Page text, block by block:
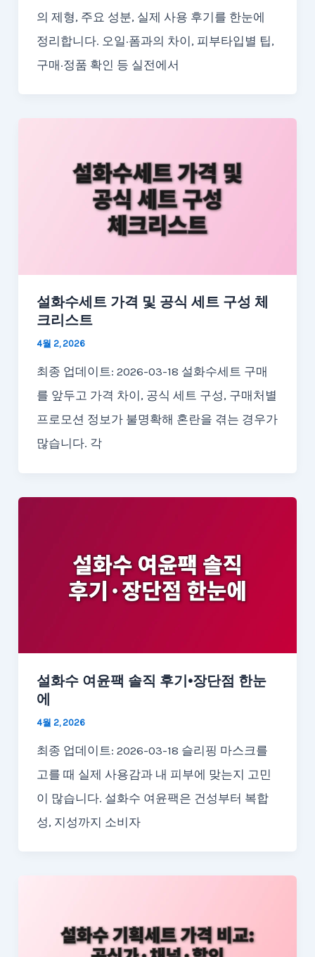
의 제형, 주요 성분, 실제 사용 후기를 한눈에
정리합니다. 오일·폼과의 차이, 피부타입별 팁,
구매·정품 확인 등 실전에서
설화수세트 가격 및 공식 세트 구성 체
크리스트
4월 2, 2026
최종 업데이트: 2026-03-18 설화수세트 구매
를 앞두고 가격 차이, 공식 세트 구성, 구매처별
프로모션 정보가 불명확해 혼란을 겪는 경우가
많습니다. 각
설화수 여윤팩 솔직 후기·장단점 한눈
에
4월 2, 2026
최종 업데이트: 2026-03-18 슬리핑 마스크를
고를 때 실제 사용감과 내 피부에 맞는지 고민
이 많습니다. 설화수 여윤팩은 건성부터 복합
성, 지성까지 소비자